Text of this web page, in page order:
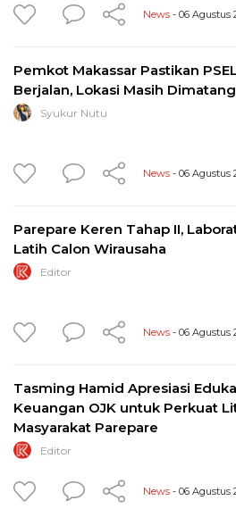
News - 06 Agustus
Pemkot Makassar Pastikan
Berjalan, Lokasi Masih
Syukur Nutu
News - 06 Agustus
Parepare Keren Tahap II,
Latih Calon Wirausaha
Editor
News - 06 Agustus
Tasming Hamid Apresiasi
Keuangan OJK untuk Perkuat
Masyarakat Parepare
Editor
News - 06 Agustus